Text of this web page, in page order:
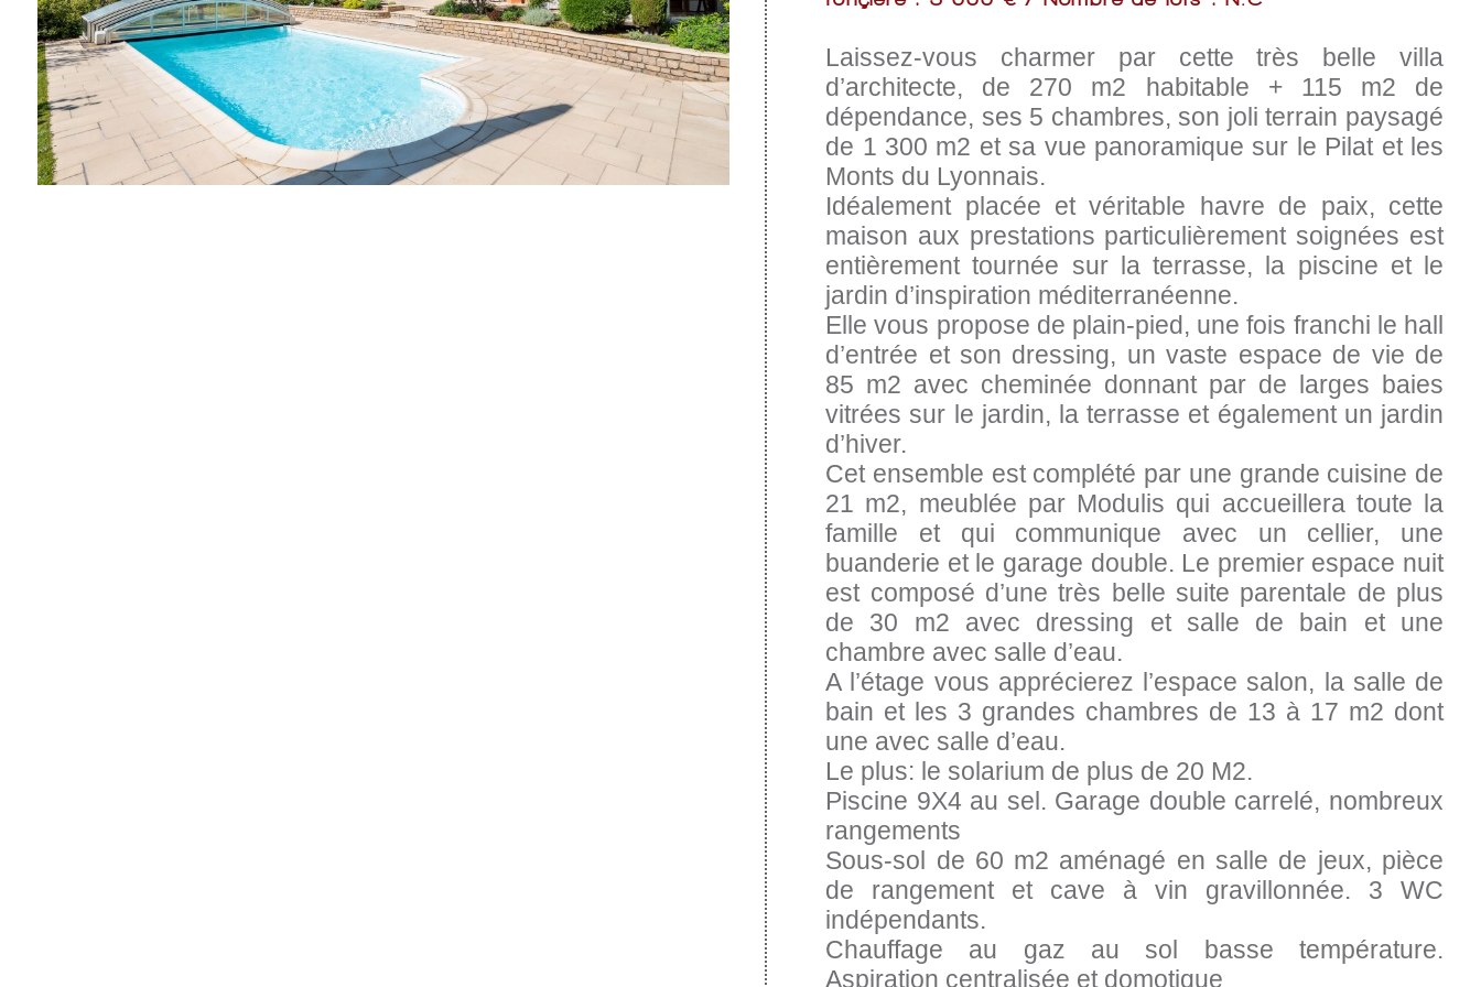
Laissez-vous charmer par cette très belle villa
d’architecte, de 270 m2 habitable + 115 m2 de
dépendance, ses 5 chambres, son joli terrain paysagé
de 1 300 m2 et sa vue panoramique sur le Pilat et les
Monts du Lyonnais.
Idéalement placée et véritable havre de paix, cette
maison aux prestations particulièrement soignées est
entièrement tournée sur la terrasse, la piscine et le
jardin d’inspiration méditerranéenne.
Elle vous propose de plain-pied, une fois franchi le hall
d’entrée et son dressing, un vaste espace de vie de
85 m2 avec cheminée donnant par de larges baies
vitrées sur le jardin, la terrasse et également un jardin
d’hiver.
Cet ensemble est complété par une grande cuisine de
21 m2, meublée par Modulis qui accueillera toute la
famille et qui communique avec un cellier, une
buanderie et le garage double. Le premier espace nuit
est composé d’une très belle suite parentale de plus
de 30 m2 avec dressing et salle de bain et une
chambre avec salle d’eau.
A l’étage vous apprécierez l’espace salon, la salle de
bain et les 3 grandes chambres de 13 à 17 m2 dont
une avec salle d’eau.
Le plus: le solarium de plus de 20 M2.
Piscine 9X4 au sel. Garage double carrelé, nombreux
rangements
Sous-sol de 60 m2 aménagé en salle de jeux, pièce
de rangement et cave à vin gravillonnée. 3 WC
indépendants.
Chauffage au gaz au sol basse température.
Aspiration centralisée et domotique